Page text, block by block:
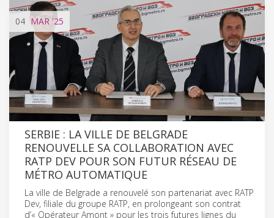
04 MAR'25
SERBIE : LA VILLE DE BELGRADE
RENOUVELLE SA COLLABORATION AVEC
RATP DEV POUR SON FUTUR RÉSEAU DE
MÉTRO AUTOMATIQUE
La ville de Belgrade a renouvelé son partenariat avec RATP
Dev, filiale du groupe RATP, en prolongeant son contrat
d’« Opérateur Amont » pour les trois futures lignes du